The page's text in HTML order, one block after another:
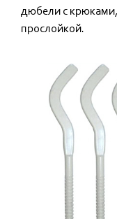
дюбели с
прослойкой.